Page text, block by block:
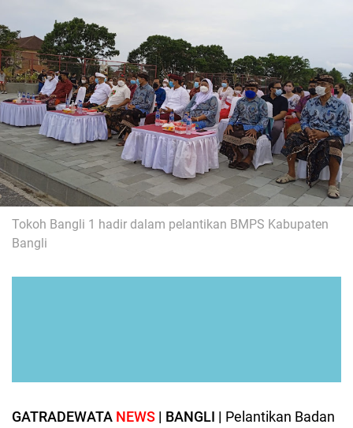
Tokoh Bangli 1 hadir dalam pelantikan BMPS Kabupaten
Bangli
GATRADEWATA NEWS | BANGLI | Pelantikan Badan